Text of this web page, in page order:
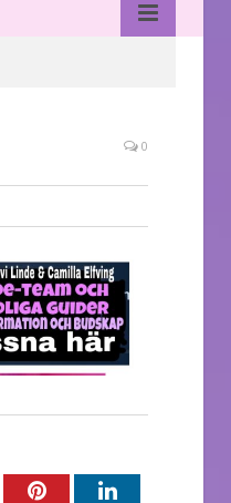
0
PinterestLinkedIn